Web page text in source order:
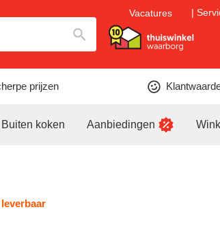
Vacatures
prijzen
Buiten koken Aanbiedingen